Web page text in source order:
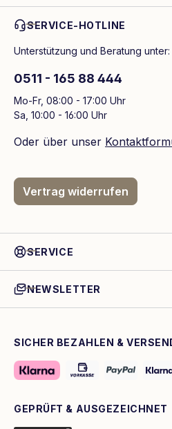
SERVICE-HOTLINE
Unterstützung und Beratung unter:
0511 - 165 88 444
Mo-Fr, 08:00 - 17:00 Uhr
Sa, 10:00 - 16:00 Uhr
Oder über unser
Vertrag widerrufen
SERVICE
NEWSLETTER
SICHER BEZAHLEN &
GEPRÜFT & AUSGEZEICHNET